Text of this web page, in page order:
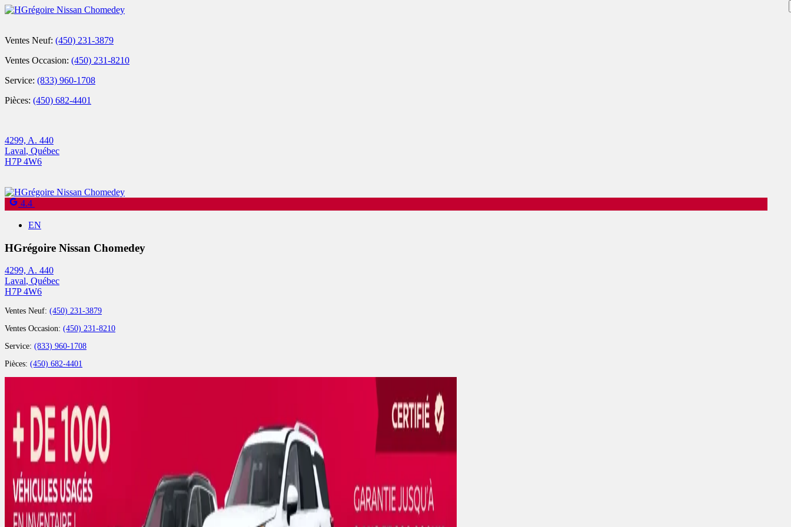
Ventes Neuf: (450) 231-3879
Ventes Occasion: (450) 231-8210
Service: (833) 960-1708
Pièces: (450) 682-4401
4299, A. 440
Laval, Québec
H7P 4W6
4.4
EN
HGrégoire Nissan Chomedey
4299, A. 440
Laval, Québec
H7P 4W6
Ventes Neuf: (450) 231-3879
Ventes Occasion: (450) 231-8210
Service: (833) 960-1708
Pièces: (450) 682-4401